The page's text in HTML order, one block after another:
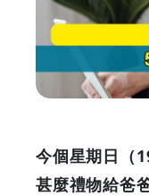
GOODEAL
今個星期日（
甚麼禮物給爸